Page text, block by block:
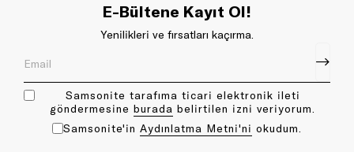
E-Bültene Kayıt Ol!
Yenilikleri ve fırsatları kaçırma.
Samsonite tarafıma ticari elektronik ileti
göndermesine bu rada belirtilen izni veriyorum.
Samsonite'in Aydınlatma Metni'ni okudum.